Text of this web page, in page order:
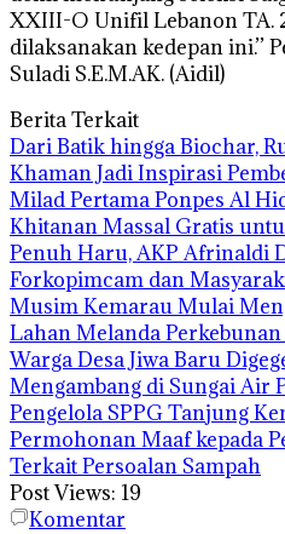
XXIII-O Unifil Lebanon TA.
dilaksanakan kedepan ini.’’
Suladi S.E.M.AK. (Aidil)
Berita Terkait
Dari Batik hingga Biochar,
Khaman Jadi Inspirasi
Milad Pertama Ponpes Al
Khitanan Massal Gratis
Penuh Haru, AKP Afrinaldi
Forkopimcam dan
Musim Kemarau Mulai
Lahan Melanda
Warga Desa Jiwa Baru
Mengambang di Sungai Air
Pengelola SPPG Tanjung
Permohonan Maaf kepada
Terkait Persoalan Sampah
Post Views: 19
Komentar